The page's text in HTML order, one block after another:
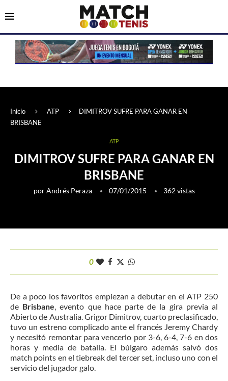
Inicio ATP
DIMITROV SUFRE PARA GANAR EN
BRISBANE
ATP
DIMITROV SUFRE PARA GANAR EN
BRISBANE
porAndrés Peraza 07/01/2015 362vistas
0
De a poco los favoritos empiezan a debutar en el ATP 250
de Brisbane, evento que hace parte de la gira previa al
Abierto de Australia. Grigor Dimitrov, cuarto preclasificado,
tuvo un estreno complicado ante el francés Jeremy Chardy
y necesitó remontar para vencerlo por 3-6, 6-4, 7-6 en dos
horas y media de batalla. El búlgaro además salvó dos
match points en el tiebreak del tercer set, incluso uno con el
servicio del jugador galo.